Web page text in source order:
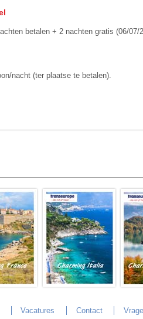
betalen + 2 nachten gratis (06/07/
nacht (ter plaatse te betalen).
Vacatures Contact